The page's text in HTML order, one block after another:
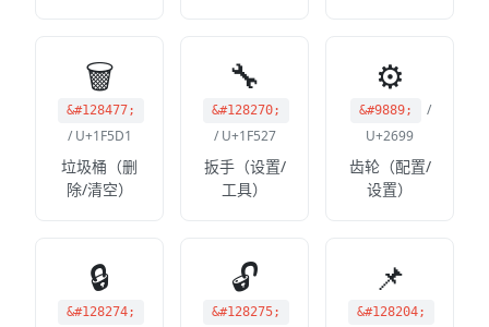
🗑
&#128477;
/ U+1F5D1
垃圾桶（删
除/清空）
🔧
&#128270;
/ U+1F527
扳手（设置/
工具）
⚙
&#9889;
/
U+2699
齿轮（配置/
设置）
🔒
&#128274;
🔓
&#128275;
📌
&#128204;